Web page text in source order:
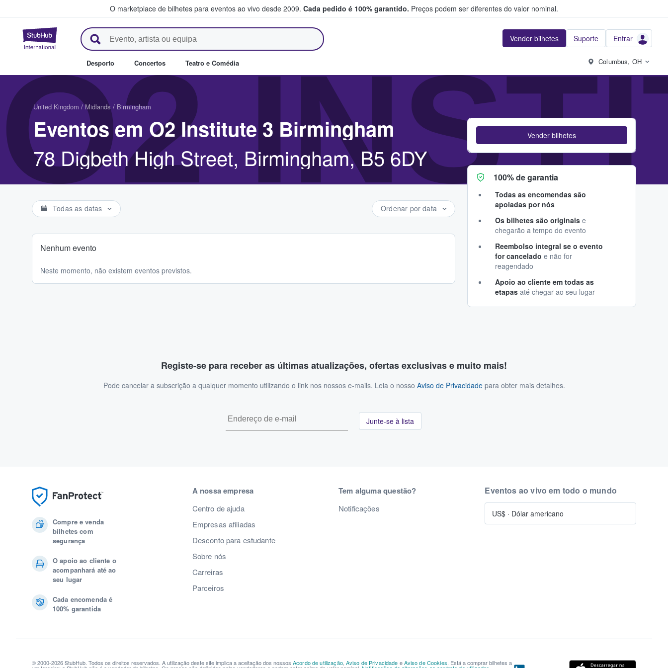
O marketplace de bilhetes para eventos ao vivo desde 2009. Cada pedido é 100% garantido. Preços podem ser diferentes do valor nominal.
StubHub – onde os fãs compram e vendem bilhetes Vender bilhetes Suporte Entrar
Desporto Concertos Teatro e Comédia Columbus, OH
O2
United Kingdom / Midlands / Birmingham
Eventos em O2 Institute 3 Birmingham
78 Digbeth High Street, Birmingham, B5 6DY
Todas as datas Ordenar por data
Nenhum evento
Neste momento, não existem eventos previstos.
Vender bilhetes
100% de garantia
Todas as encomendas são
apoiadas por nós
Os bilhetes são originais e
chegarão a tempo do evento
Reembolso integral se o evento
for cancelado e não for
reagendado
Apoio ao cliente em todas as
etapas até chegar ao seu lugar
Registe-se para receber as últimas atualizações, ofertas exclusivas e muito mais!
Pode cancelar a subscrição a qualquer momento utilizando o link nos nossos e-mails. Leia o nosso Aviso de Privacidadepara obter mais detalhes.
Junte-se à lista
Compre e venda
bilhetes com
segurança
O apoio ao cliente o
acompanhará até ao
seu lugar
Cada encomenda é
100% garantida
A nossa empresa
Centro de ajuda
Empresas afiliadas
Desconto para estudante
Sobre nós
Carreiras
Parceiros
Tem alguma questão?
Notificações
Eventos ao vivo em todo o mundo
US$ · Dólar americano
© 2000-2026 StubHub. Todos os direitos reservados. A utilização deste site implica a aceitação dos nossos Acordo de utilização, Aviso de Privacidade eAviso de Cookies. Está a comprar bilhetes a